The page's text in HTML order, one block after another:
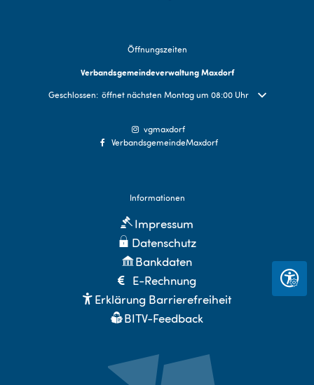
Öffnungszeiten
Verbandsgemeindeverwaltung Maxdorf
Klicken, um weitere Öffnungs- oder Schließzeiten auszublenden
Geschlossen: öffnet nächsten Montag um 08:00 Uhr
vgmaxdorf
VerbandsgemeindeMaxdorf
Informationen
Impressum
Datenschutz
Bankdaten
E-Rechnung
Erklärung Barrierefreiheit
BITV-Feedback
Seite